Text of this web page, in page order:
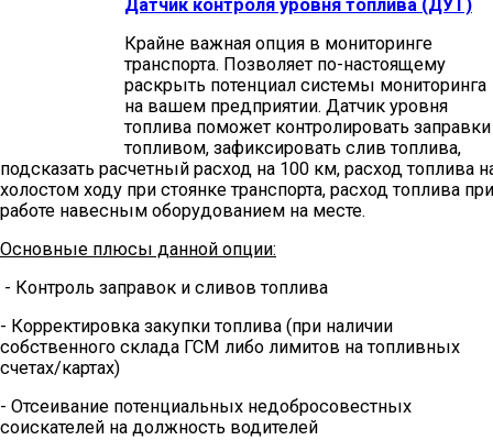
Датчик контроля уровня топлива (ДУТ)
Крайне важная опция в мониторинге
транспорта. Позволяет по-настоящему
раскрыть потенциал системы мониторинга
на вашем предприятии. Датчик уровня
топлива поможет контролировать заправки
топливом, зафиксировать слив топлива,
подсказать расчетный расход на 100 км, расход топлива
холостом ходу при стоянке транспорта, расход топлива при
работе навесным оборудованием на месте.
Основные плюсы данной опции:
- Контроль заправок и сливов топлива
- Корректировка закупки топлива (при наличии
собственного склада ГСМ либо лимитов на топливных
счетах/картах)
- Отсеивание потенциальных недобросовестных
соискателей на должность водителей